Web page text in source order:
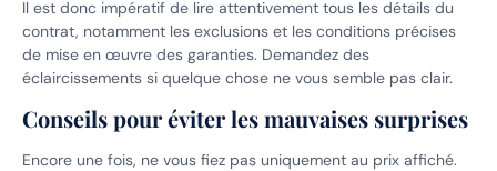
Il est donc impératif de lire attentivement tous les détails du
contrat, notamment les exclusions et les conditions précises
de mise en œuvre des garanties. Demandez des
éclaircissements si quelque chose ne vous semble pas clair.
Conseils pour éviter les mauvaises surprises
Encore une fois, ne vous fiez pas uniquement au prix affiché.